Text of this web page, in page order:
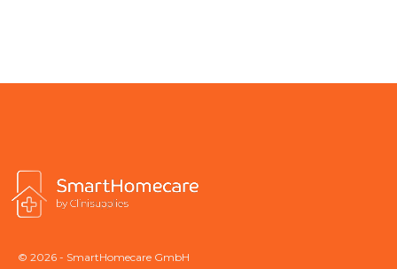
© 2026 - SmartHomecare GmbH